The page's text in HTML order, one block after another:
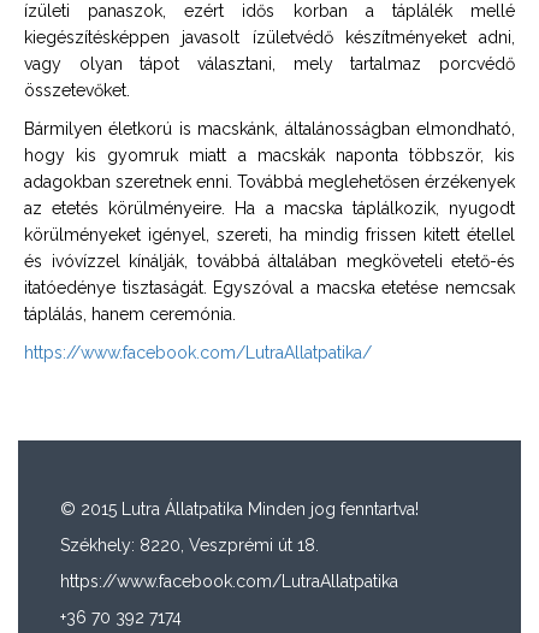
ízületi panaszok, ezért idős korban a táplálék mellé
kiegészítésképpen javasolt ízületvédő készítményeket adni,
vagy olyan tápot választani, mely tartalmaz porcvédő
összetevőket.
Bármilyen életkorú is macskánk, általánosságban elmondható,
hogy kis gyomruk miatt a macskák naponta többször, kis
adagokban szeretnek enni. Továbbá meglehetősen érzékenyek
az etetés körülményeire. Ha a macska táplálkozik, nyugodt
körülményeket igényel, szereti, ha mindig frissen kitett étellel
és ivóvízzel kínálják, továbbá általában megköveteli etető-és
itatóedénye tisztaságát. Egyszóval a macska etetése nemcsak
táplálás, hanem ceremónia.
https://www.facebook.com/LutraAllatpatika/
© 2015 Lutra Állatpatika Minden jog fenntartva!
Székhely: 8220, Veszprémi út 18.
https://www.facebook.com/LutraAllatpatika
+36 70 392 7174